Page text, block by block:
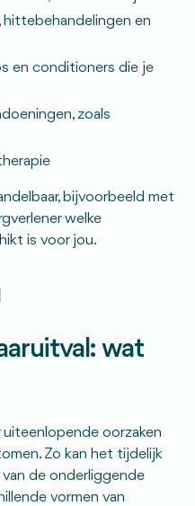
hittebehandelingen en
en conditioners die je
zoals
bijvoorbeeld met
welke
is voor jou.
wat
oorzaken
Zo kan het tijdelijk
de onderliggende
vormen van